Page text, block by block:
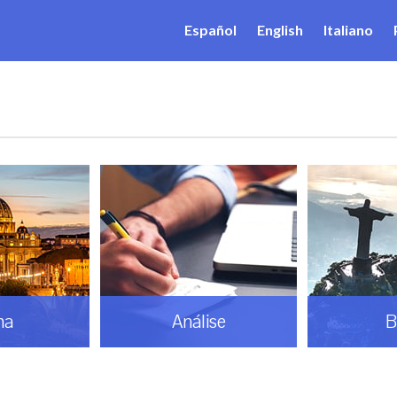
Español English Italiano
Análise